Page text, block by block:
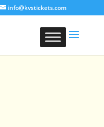
info@kvstickets.com